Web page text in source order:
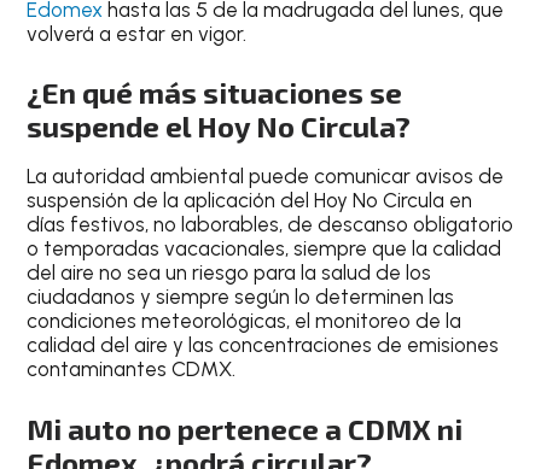
Edomex hasta las 5 de la madrugada del lunes, que
volverá a estar en vigor.
¿En qué más situaciones se
suspende el Hoy No Circula?
La autoridad ambiental puede comunicar avisos de
suspensión de la aplicación del Hoy No Circula en
días festivos, no laborables, de descanso obligatorio
o temporadas vacacionales, siempre que la calidad
del aire no sea un riesgo para la salud de los
ciudadanos y siempre según lo determinen las
condiciones meteorológicas, el monitoreo de la
calidad del aire y las concentraciones de emisiones
contaminantes CDMX.
Mi auto no pertenece a CDMX ni
Edomex, ¿podrá circular?